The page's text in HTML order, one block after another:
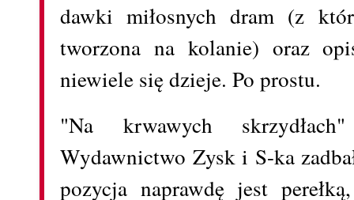
dawki miłosnych dram (z
tworzona na kolanie) oraz
niewiele się dzieje. Po prostu.
"Na krwawych
Wydawnictwo Zysk i S-ka
pozycja naprawdę jest